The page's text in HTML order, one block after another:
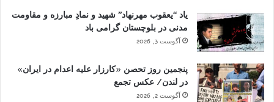
یاد “یعقوب مهرنهاد” شهید و نمادِ مبارزه و مقاومت
مدنی در بلوچستان گرامی باد
آگوست 3, 2026
پنجمین روز تحصن «کارزار علیه اعدام در ایران»
در لندن/ عکس تجمع
آگوست 2, 2026